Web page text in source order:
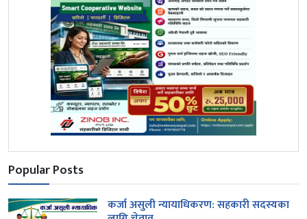
Popular Posts
कर्जा असुली न्यायाधिकरण: सहकारी सदस्यका